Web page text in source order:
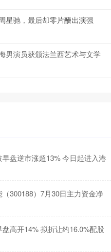
星驰，最后却零片酬出演强
男演员获颁法兰西艺术与文学
盘逆市涨超13% 今日起进入港
300188）7月30日主力资金净
高开14% 拟折让约16.0%配股